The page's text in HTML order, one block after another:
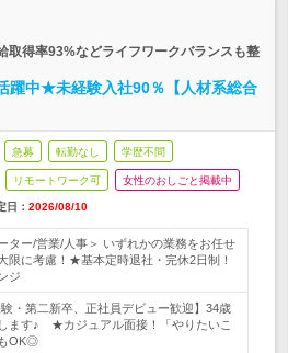
取得率93%などライフワークバランスも整
躍中★未経験入社90％【人材系総合
急募 転勤なし 学歴不問
リモートワーク可 女性のおしごと掲載中
日： 2026/08/10
ター/営業/人事＞ いずれかの業務をお任せ
限に考慮！★基本定時退社・完休2日制！
ジ
験・第二新卒、正社員デビュー歓迎】34歳
ます♪ ★カジュアル面接！「やりたいこ
OK◎